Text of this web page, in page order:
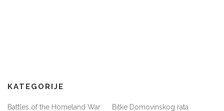
KATEGORIJE
Battles of the Homeland War
Bitke Domovinskog rata